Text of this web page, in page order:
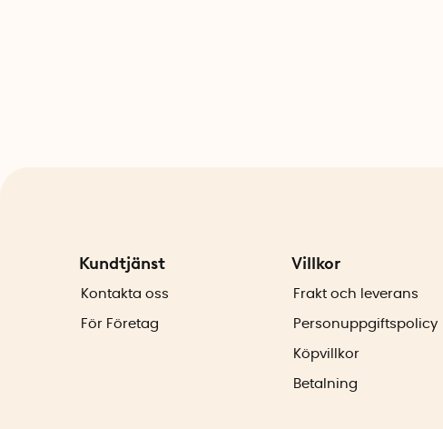
Kundtjänst
Kontakta oss
För Företag
Villkor
Frakt och leverans
Personuppgiftspolicy
Köpvillkor
Betalning